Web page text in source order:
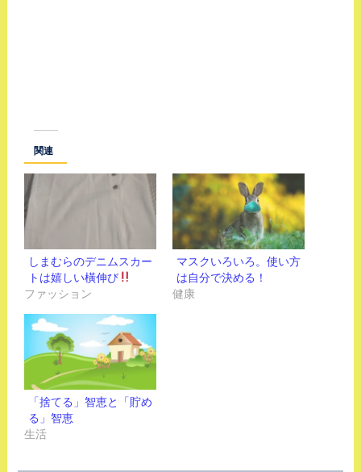
関連
しまむらのデニムスカー
トは嬉しい橫伸び
ファッション
マスクいろいろ。使い方
は自分で決める！
健康
「捨てる」智恵と「貯め
る」智恵
生活